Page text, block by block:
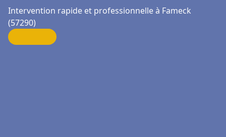
Intervention rapide et professionnelle à Fameck
(57290)